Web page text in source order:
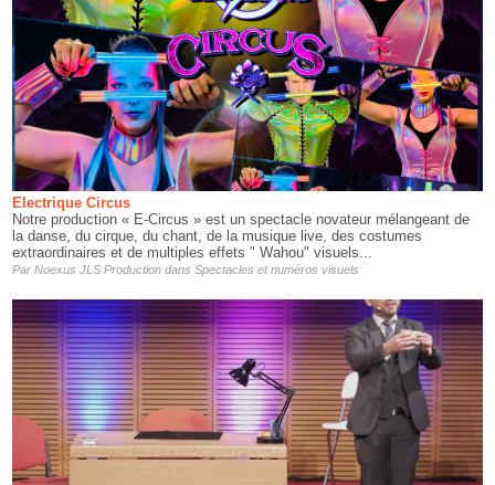
Electrique Circus
Notre production « E-Circus » est un spectacle novateur mélangeant de
la danse, du cirque, du chant, de la musique live, des costumes
extraordinaires et de multiples effets " Wahou" visuels...
Par Noexus JLS Productiondans Spectacles et numéros visuels